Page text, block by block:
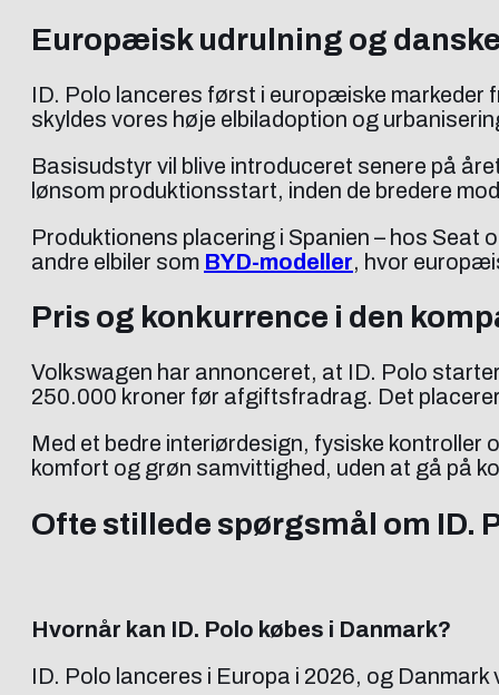
Europæisk udrulning og
ID. Polo lanceres først i europæiske markeder
skyldes vores høje elbiladoption og
Basisudstyr vil blive introduceret senere på
lønsom produktionsstart, inden de bredere
Produktionens placering i Spanien – hos Seat
andre elbiler som BYD-modeller, hvor
Pris og konkurrence i den
Volkswagen har annonceret, at ID. Polo
250.000 kroner før afgiftsfradrag. Det
Med et bedre interiørdesign, fysiske
komfort og grøn samvittighed, uden at gå på
Ofte stillede spørgsmål om ID.
Hvornår kan ID. Polo købes i Danmark?
ID. Polo lanceres i Europa i 2026, og